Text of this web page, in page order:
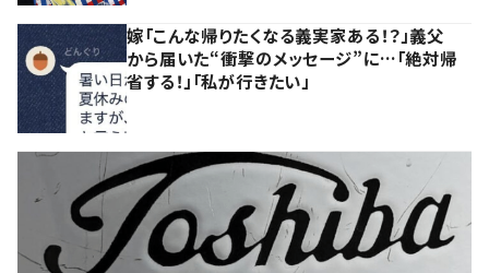
嫁「こんな帰りたくなる義実家ある！？」義父
から届いた“衝撃のメッセージ”に…「絶対帰
省する！」「私が行きたい」